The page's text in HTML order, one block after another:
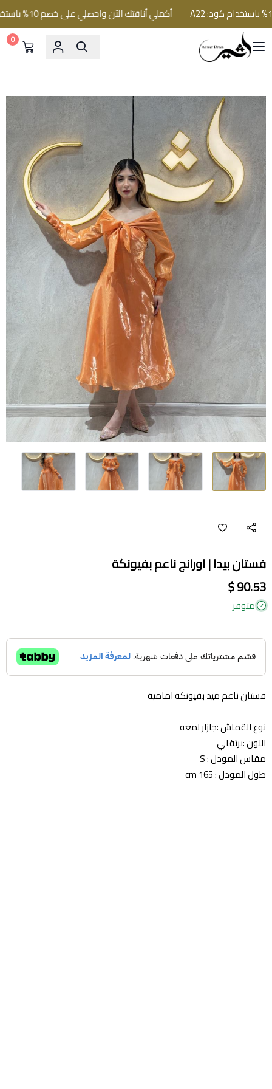
أكملي أناقتك الآن واحصلي على خصم 10% باستخدام كود: A22
فساتين اثير
0
فستان بيدا | اورانج ناعم بفيونكة
90.53 $
متوفر
فستان ناعم ميد بفيونكة امامية
نوع القماش :جازار لمعه
اللون :برتقالي
مقاس المودل : S
طول المودل : 165 cm